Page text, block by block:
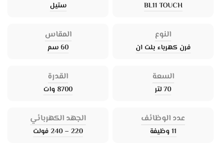
BL11 TOUCH ستيل
النوع
فرن كهرباء بلت ان
المقاس
60 سم
السعة
70 لتر
القدرة
8700 وات
عدد الوظائف
11 وظيفة
الجهد الكهربائي
220 – 240 فولت